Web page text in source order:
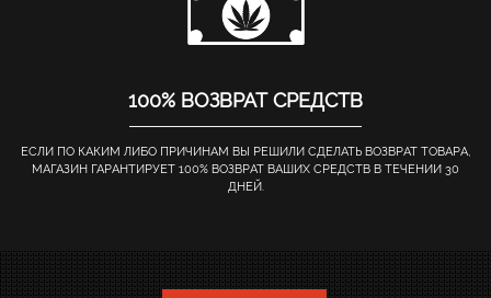
100% ВОЗВРАТ СРЕДСТВ
ЕСЛИ ПО КАКИМ ЛИБО ПРИЧИНАМ ВЫ РЕШИЛИ СДЕЛАТЬ ВОЗВРАТ ТОВАРА,
МАГАЗИН ГАРАНТИРУЕТ 100% ВОЗВРАТ ВАШИХ СРЕДСТВ В ТЕЧЕНИИ 30
ДНЕЙ.